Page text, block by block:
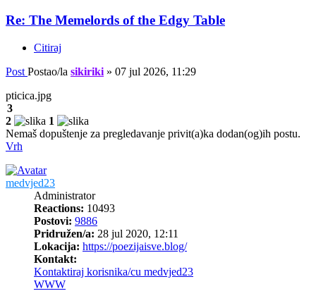
Re: The Memelords of the Edgy Table
Citiraj
Post Postao/la sikiriki » 07 jul 2026, 11:29
pticica.jpg
3
2
1
Nemaš dopuštenje za pregledavanje privit(a)ka dodan(og)ih postu.
Vrh
medvjed23
Administrator
Reactions: 10493
Postovi: 9886
Pridružen/a: 28 jul 2020, 12:11
Lokacija: https://poezijaisve.blog/
Kontakt:
Kontaktiraj korisnika/cu medvjed23
WWW